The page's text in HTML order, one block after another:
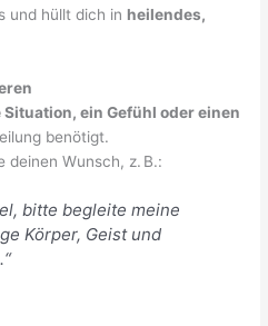
und hüllt dich in heilendes,
Situation, ein Gefühl oder einen
benötigt.
deinen Wunsch, z. B.:
bitte begleite meine
Körper, Geist und